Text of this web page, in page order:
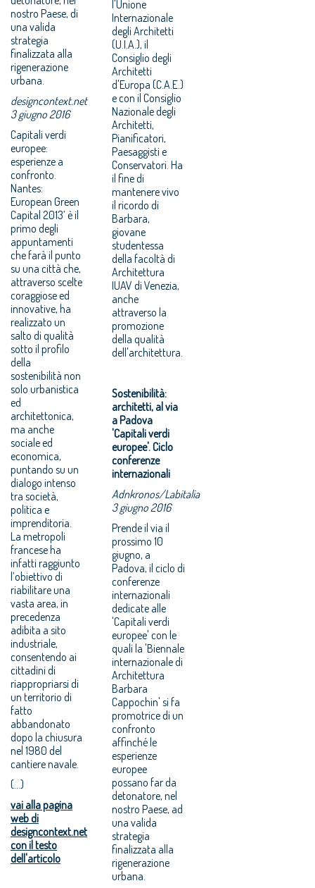
nostro Paese, di
una valida
strategia
finalizzata alla
rigenerazione
urbana.
designcontext.net
3 giugno 2016
Capitali verdi
europee:
esperienze a
confronto.
Nantes:
European Green
Capital 2013’ è il
primo degli
appuntamenti
che farà il punto
su una città che,
attraverso scelte
coraggiose ed
innovative, ha
realizzato un
salto di qualità
sotto il profilo
della
sostenibilità non
solo urbanistica
ed
architettonica,
ma anche
sociale ed
economica,
puntando su un
dialogo intenso
tra società,
politica e
imprenditoria.
La metropoli
francese ha
infatti raggiunto
l’obiettivo di
riabilitare una
vasta area, in
precedenza
adibita a sito
industriale,
consentendo ai
cittadini di
riappropriarsi di
un territorio di
fatto
abbandonato
dopo la chiusura
nel 1980 del
cantiere navale.
(...)
vai alla pagina
web di
designcontext.net
con il testo
dell'articolo
l'Unione
Internazionale
degli Architetti
(U.I.A.), il
Consiglio degli
Architetti
d'Europa (C.A.E.)
e con il Consiglio
Nazionale degli
Architetti,
Pianificatori,
Paesaggisti e
Conservatori. Ha
il fine di
mantenere vivo
il ricordo di
Barbara,
giovane
studentessa
della facoltà di
Architettura
IUAV di Venezia,
anche
attraverso la
promozione
della qualità
dell'architettura.
Sostenibilità:
architetti, al via
a Padova
'Capitali verdi
europee'. Ciclo
conferenze
internazionali
Adnkronos/Labitalia
3 giugno 2016
Prende il via il
prossimo 10
giugno, a
Padova, il ciclo di
conferenze
internazionali
dedicate alle
'Capitali verdi
europee' con le
quali la 'Biennale
internazionale di
Architettura
Barbara
Cappochin' si fa
promotrice di un
confronto
affinché le
esperienze
europee
possano far da
detonatore, nel
nostro Paese, ad
una valida
strategia
finalizzata alla
rigenerazione
urbana.